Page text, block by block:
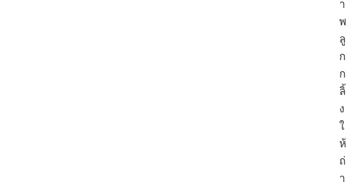
า
พ
ลู
ก
ก
ลิ้
ง
ใ
ห้
ถ่
า